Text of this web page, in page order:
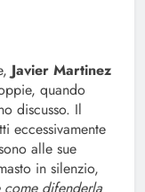
Javier Martinez
quando
discusso. Il
eccessivamente
alle sue
in silenzio,